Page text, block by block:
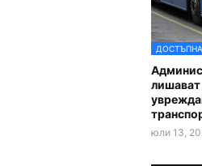
лишават
юли 13,